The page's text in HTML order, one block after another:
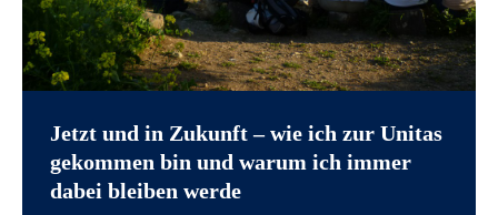
Jetzt und in Zukunft – wie ich zur Unitas
gekommen bin und warum ich immer
dabei bleiben werde